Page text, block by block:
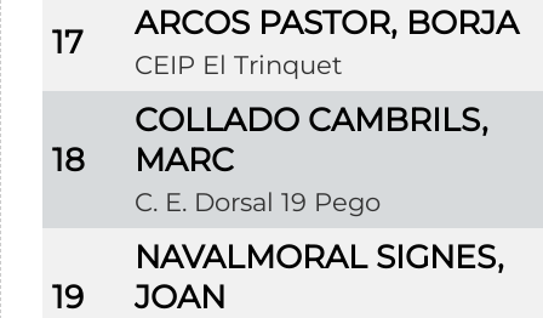
17 ARCOS PASTOR, BORJA
CEIP El Trinquet
18
COLLADO CAMBRILS,
MARC
C. E. Dorsal 19 Pego
19
NAVALMORAL SIGNES,
JOAN